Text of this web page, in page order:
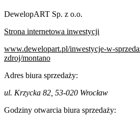
DewelopART Sp. z o.o.
Strona internetowa inwestycji
www.dewelopart.pl/inwestycje-w-
zdroj/montano
Adres biura sprzedaży:
ul. Krzycka 82, 53-020 Wrocław
Godziny otwarcia biura sprzedaży: